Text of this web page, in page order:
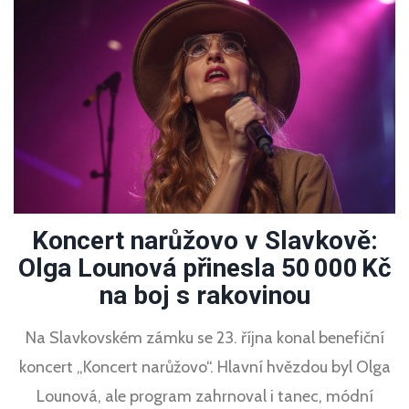
dementního. Příběh ukazuje, jak veřejná pozornost
může zatížit rodiny čelící takovým výzvám.
Koncert narůžovo v Slavkově:
Olga Lounová přinesla 50 000 Kč
na boj s rakovinou
Na Slavkovském zámku se 23. října konal benefiční
koncert „Koncert narůžovo“. Hlavní hvězdou byl Olga
Lounová, ale program zahrnoval i tanec, módní